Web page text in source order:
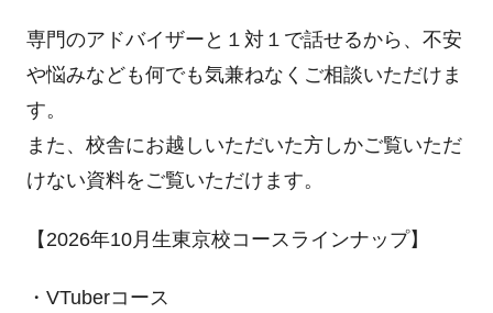
専門のアドバイザーと１対１で話せるから、不安
や悩みなども何でも気兼ねなくご相談いただけま
す。
また、校舎にお越しいただいた方しかご覧いただ
けない資料をご覧いただけます。
【2026年10月生東京校コースラインナップ】
・VTuberコース